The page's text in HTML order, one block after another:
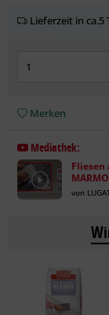
Lieferzeit in ca.5
Merken
Mediathek:
von